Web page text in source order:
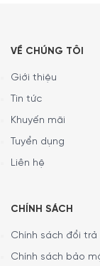
Tiết kiệm
VỀ CHÚNG TÔI
Giới thiệu
Tin tức
Khuyến mãi
Tuyển dụng
Liên hệ
CHÍNH SÁCH
Chính sách đổi trả
Chính sách bảo